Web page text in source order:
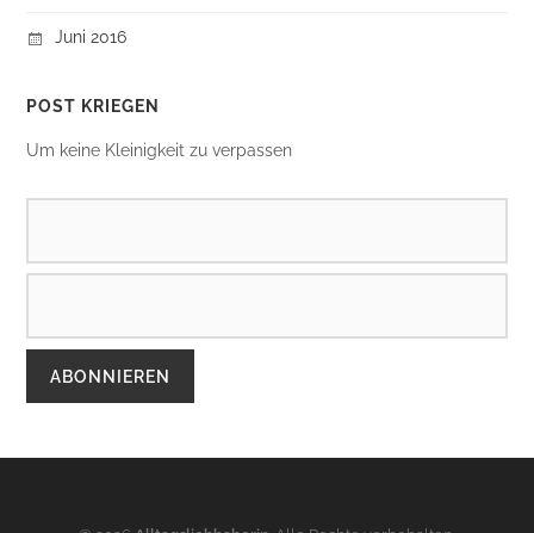
Juni 2016
POST KRIEGEN
Um keine Kleinigkeit zu verpassen